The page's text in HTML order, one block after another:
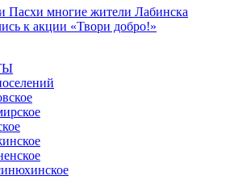
Пасхи многие жители Лабинска
к акции «Твори добро!»